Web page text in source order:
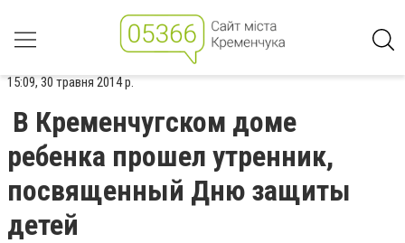
15:09, 30 травня 2014 р.
В Кременчугском доме
ребенка прошел утренник,
посвященный Дню защиты
детей